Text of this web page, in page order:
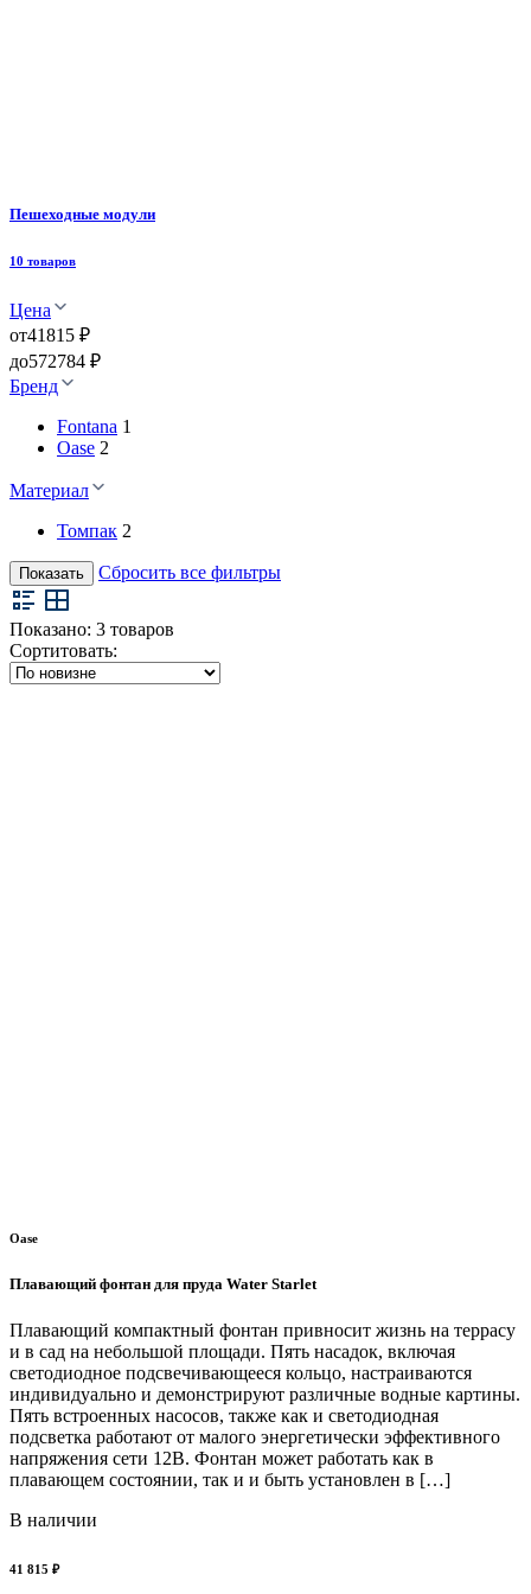
Пешеходные модули
10 товаров
Цена
от41815 ₽
до572784 ₽
Бренд
Fontana 1
Oase 2
Материал
Томпак 2
Показать Сбросить все фильтры
Показано: 3 товаров
Сортитовать:
Oase
Плавающий фонтан для пруда Water Starlet
Плавающий компактный фонтан привносит жизнь на террасу
и в сад на небольшой площади. Пять насадок, включая
светодиодное подсвечивающееся кольцо, настраиваются
индивидуально и демонстрируют различные водные картины.
Пять встроенных насосов, также как и светодиодная
подсветка работают от малого энергетически эффективного
напряжения сети 12В. Фонтан может работать как в
плавающем состоянии, так и и быть установлен в […]
В наличии
41 815 ₽